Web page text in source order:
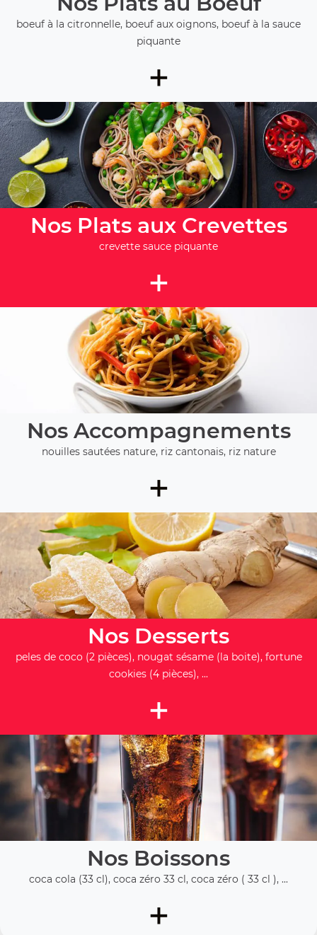
boeuf à la citronnelle, boeuf aux oignons, boeuf à la sauce
piquante
+
Nos Plats aux Crevettes
crevette sauce piquante
+
Nos Accompagnements
nouilles sautées nature, riz cantonais, riz nature
+
Nos Desserts
peles de coco (2 pièces), nougat sésame (la boite), fortune
cookies (4 pièces), ...
+
Nos Boissons
coca cola (33 cl), coca zéro 33 cl, coca zéro ( 33 cl ), ...
+